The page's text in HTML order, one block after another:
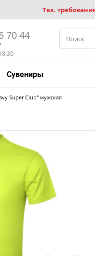
Тех.
70 44
Сувениры
Super Club" мужская